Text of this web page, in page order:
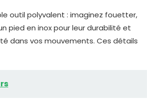
outil polyvalent : imaginez fouetter,
pied en inox pour leur durabilité et
dans vos mouvements. Ces détails